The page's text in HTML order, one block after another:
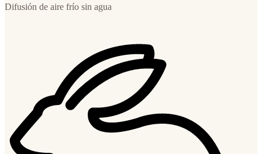
Difusión de aire frío sin agua